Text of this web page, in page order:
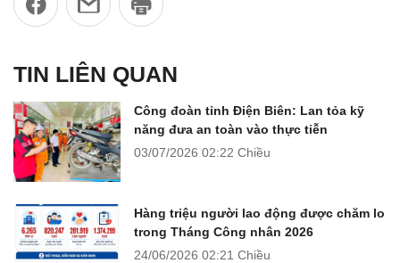
TIN LIÊN QUAN
Công đoàn tỉnh Điện Biên: Lan tỏa kỹ
năng đưa an toàn vào thực tiễn
03/07/2026 02:22 Chiều
Hàng triệu người lao động được chăm lo
trong Tháng Công nhân 2026
24/06/2026 02:21 Chiều